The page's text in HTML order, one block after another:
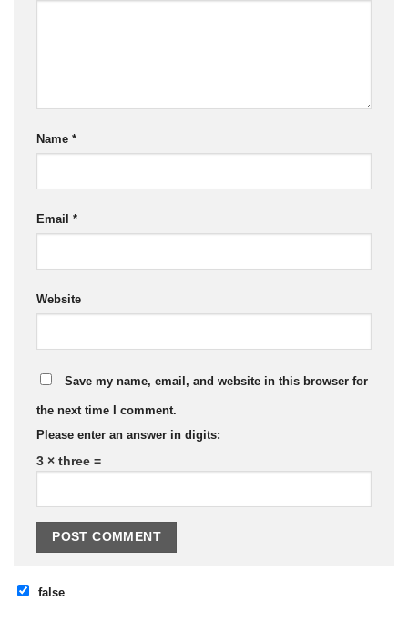
Name *
Email *
Website
Save my name, email, and website in this browser for
the next time I comment.
Please enter an answer in digits:
3 × three =
false